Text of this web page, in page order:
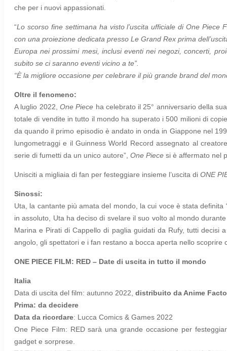
che per i nuovi appassionati.
“Lo scorso fine settimana ha visto l’uscita ufficiale diOne Piece
con una proiezione dedicata presso Le Grand Rex prima
Europa nei prossimi mesi, inclusi eventi nei negozi, concerti,
subito se ci saranno eventi vicino a te”.
“È la migliore occasione per celebrare il più grande brand del
Oltre il fenomeno:
A luglio 2022, One Piece ha celebrato il 25° anniversario della
totale di vendite in tutto il mondo ha superato i 500 milioni di
da quando il primo episodio è andato in onda in Giappone nel
lungometraggi e il Guinness World Record assegnato al
serie di fumetti da un unico autore”, One Piece si è affermato nel
Unisciti a migliaia di fan per festeggiare insieme l’uscita di ONE
Sinossi:
Uta, la cantante più amata del mondo, la cui voce è stata
in assoluto, Uta ha deciso di svelare il suo volto al mondo
Marina e Pirati di Cappello di paglia guidati da Rufy, tutti decisi
angolo, gli spettatori e i fan restano a bocca aperta nello scoprire
ONE PIECE FILM: RED – Date di uscita in tutto il mondo
Italia
Data di uscita del film: autunno 2022, distribuito da Anime
Prima: da decidere
Data da ricordare: Lucca Comics & Games 2022
One Piece Film: RED sarà una grande occasione per
gadget e sorprese.